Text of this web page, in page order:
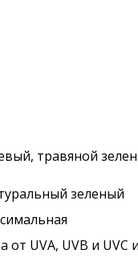
травяной
зеленый
от UVA, UVB и UVC